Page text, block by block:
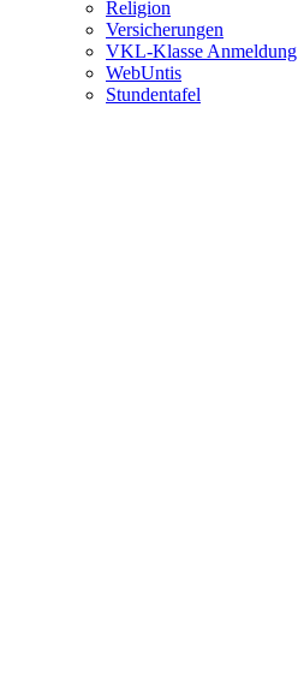
Religion
Versicherungen
VKL-Klasse Anmeldung
WebUntis
Stundentafel